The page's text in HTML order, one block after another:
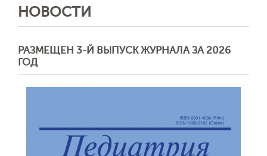
НОВОСТИ
РАЗМЕЩЕН 3-Й ВЫПУСК ЖУРНАЛА ЗА 2026
ГОД